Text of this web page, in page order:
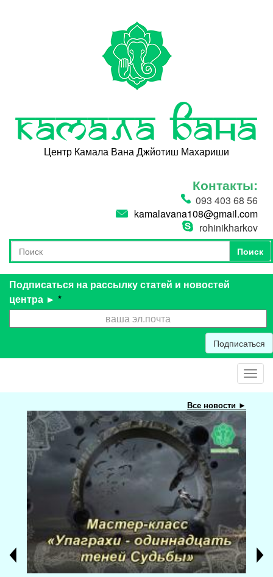
Камала Вана
Центр Камала Вана Джйотиш Махариши
Контакты:
093 403 68 56
kamalavana108@gmail.com
rohinikharkov
Форма поиска
Поиск
Поиск
Подписаться на рассылку статей и новостей
центра ► *
Подписаться
Все новости ►